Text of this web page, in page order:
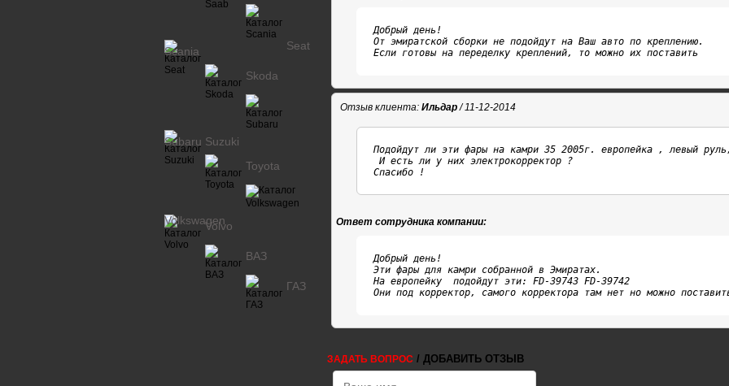
Добрый день!
От эмиратской сборки не подойдут на Ваш авто по креплению.
Если готовы на переделку креплений, то можно их поставить
Отзыв клиента: Ильдар/ 11-12-2014
Подойдут ли эти фары на камри 35 2005г. европейка , левый
И есть ли у них электрокорректор ?
Спасибо !
Ответ сотрудника компании:
Добрый день!
Эти фары для камри собранной в Эмиратах.
На европейку  подойдут эти: FD-39743 FD-39742
Они под корректор, самого корректора там нет но можно
ЗАДАТЬ ВОПРОС / ДОБАВИТЬ ОТЗЫВ
Scania Seat
Skoda
Subaru Suzuki
Toyota
Volkswagen
Volvo
ВАЗ
ГАЗ